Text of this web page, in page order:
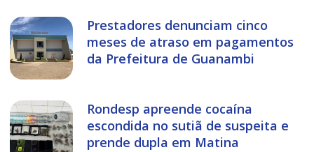
Prestadores denunciam cinco
meses de atraso em pagamentos
da Prefeitura de Guanambi
Rondesp apreende cocaína
escondida no sutiã de suspeita e
prende dupla em Matina